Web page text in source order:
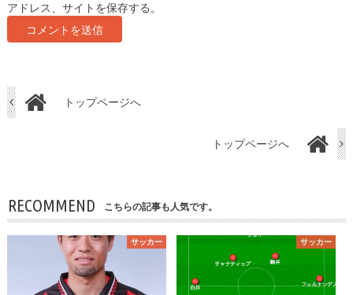
アドレス、サイトを保存する。
トップページへ
トップページへ
RECOMMEND こちらの記事も人気です。
サッカー サッカー